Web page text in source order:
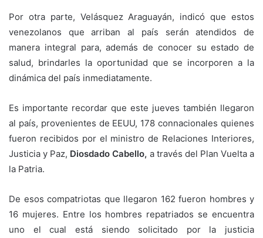
Por otra parte, Velásquez Araguayán, indicó que estos
venezolanos que arriban al país serán atendidos de
manera integral para, además de conocer su estado de
salud, brindarles la oportunidad que se incorporen a la
dinámica del país inmediatamente.
Es importante recordar que este jueves también llegaron
al país, provenientes de EEUU, 178 connacionales quienes
fueron recibidos por el ministro de Relaciones Interiores,
Justicia y Paz, Diosdado Cabello, a través del Plan Vuelta a
la Patria.
De esos compatriotas que llegaron 162 fueron hombres y
16 mujeres. Entre los hombres repatriados se encuentra
uno el cual está siendo solicitado por la justicia